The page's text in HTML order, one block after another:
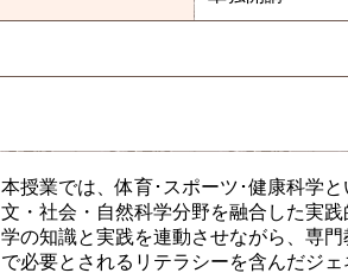
本授業では、体育･スポーツ･健康科学
文・社会・自然科学分野を融合した実
学の知識と実践を連動させながら、専
で必要とされるリテラシーを含んだジ